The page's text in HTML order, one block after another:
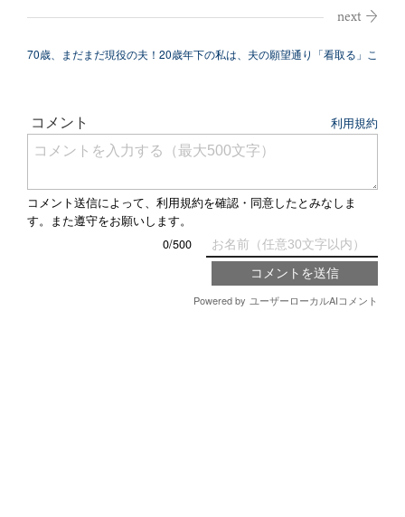
70歳、まだまだ現役の夫！20歳年下の私は、夫の願望通り「看取る」こ